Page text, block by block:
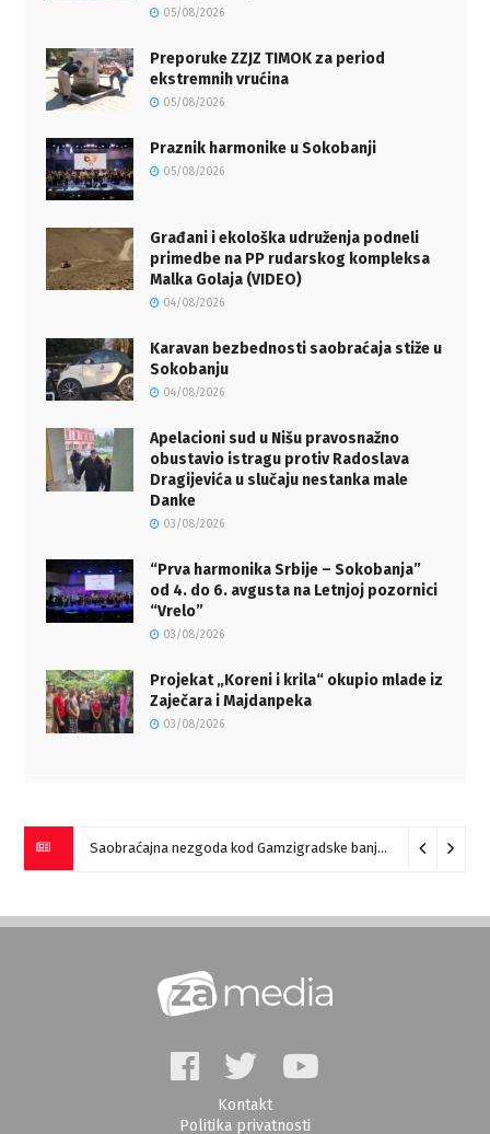
05/08/2026
Preporuke ZZJZ TIMOK za period
ekstremnih vrućina
05/08/2026
Praznik harmonike u Sokobanji
05/08/2026
Građani i ekološka udruženja podneli
primedbe na PP rudarskog kompleksa
Malka Golaja (VIDEO)
04/08/2026
Karavan bezbednosti saobraćaja stiže u
Sokobanju
04/08/2026
Apelacioni sud u Nišu pravosnažno
obustavio istragu protiv Radoslava
Dragijevića u slučaju nestanka male
Danke
03/08/2026
“Prva harmonika Srbije – Sokobanja”
od 4. do 6. avgusta na Letnjoj pozornici
“Vrelo”
03/08/2026
Projekat „Koreni i krila“ okupio mlade iz
Zaječara i Majdanpeka
03/08/2026
Saobraćajna nezgoda kod Gamzigradske banje 05/08/2026
Kontakt
Politika privatnosti